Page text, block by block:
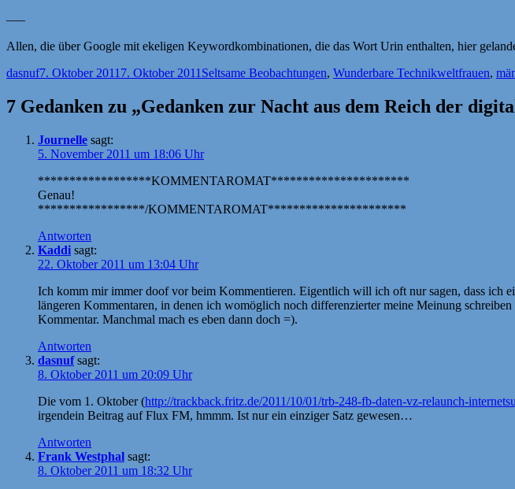
—–
Allen, die über Google mit ekeligen Keywordkombinationen, die das Wort Urin enthalten, hier
Autor
dasnufVeröffentlicht
7. Oktober 2011 7. Oktober 2011 Kategorien
Seltsame Beobachtungen, Wunderbare Technikweltfrauen,
7 Gedanken zu „Gedanken zur Nacht aus dem Reich der
Journelle sagt:
5. November 2011 um 18:06 Uhr
******************KOMMENTAROMAT**********************
Genau!
*****************/KOMMENTAROMAT**********************
Antworten
Kaddi sagt:
22. Oktober 2011 um 13:04 Uhr
Ich komm mir immer doof vor beim Kommentieren. Eigentlich will ich oft nur sagen, dass
längeren Kommentaren, in denen ich womöglich noch differenzierter meine Meinung
Kommentar. Manchmal mach es eben dann doch =).
Antworten
dasnuf sagt:
8. Oktober 2011 um 20:09 Uhr
Die vom 1. Oktober (http://trackback.fritz.de/2011/10/01/trb-248-fb-daten-vz-relaunch-
irgendein Beitrag auf Flux FM, hmmm. Ist nur ein einziger Satz gewesen…
Antworten
Frank Westphal sagt:
8. Oktober 2011 um 18:32 Uhr